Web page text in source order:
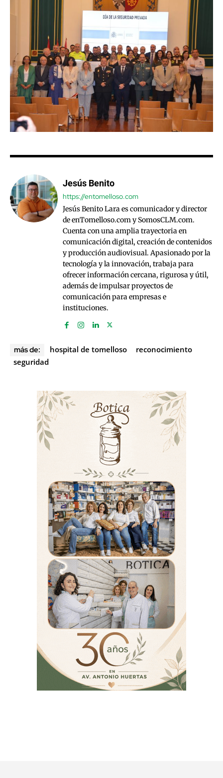
Jesús Benito
https://entomelloso.com
Jesús Benito Lara es comunicador y director
de enTomelloso.com y SomosCLM.com.
Cuenta con una amplia trayectoria en
comunicación digital, creación de contenidos
y producción audiovisual. Apasionado por la
tecnología y la innovación, trabaja para
ofrecer información cercana, rigurosa y útil,
además de impulsar proyectos de
comunicación para empresas e
instituciones.
más de: hospital de tomelloso
reconocimiento
seguridad